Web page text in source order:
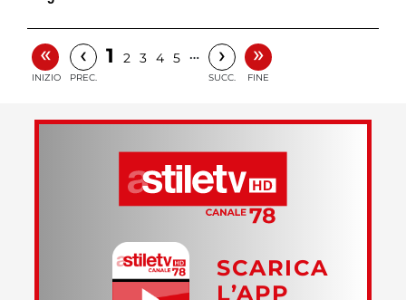
«
INIZIO
‹
PREC.
1 2 3 4 5 … ›
SUCC.
»
FINE
SCARICA
L’APP